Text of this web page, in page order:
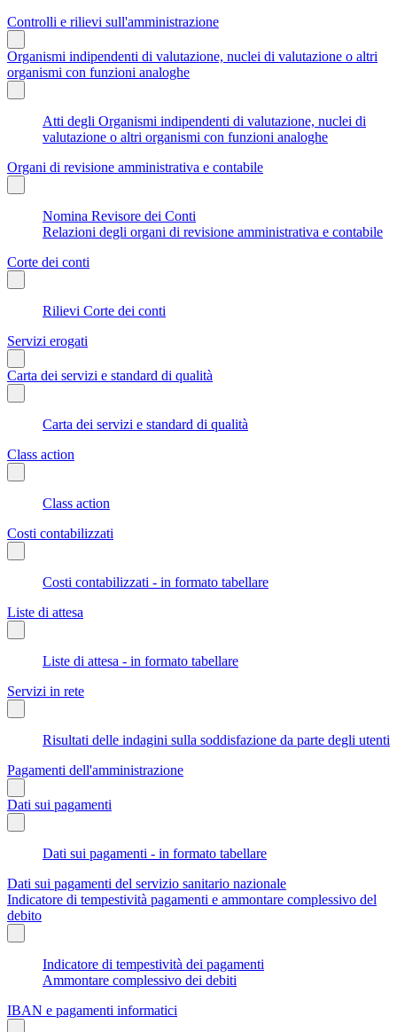
Controlli e rilievi sull'amministrazione
Organismi indipendenti di valutazione, nuclei di valutazione o altri
organismi con funzioni analoghe
Atti degli Organismi indipendenti di valutazione, nuclei di
valutazione o altri organismi con funzioni analoghe
Organi di revisione amministrativa e contabile
Nomina Revisore dei Conti
Relazioni degli organi di revisione amministrativa e contabile
Corte dei conti
Rilievi Corte dei conti
Servizi erogati
Carta dei servizi e standard di qualità
Carta dei servizi e standard di qualità
Class action
Class action
Costi contabilizzati
Costi contabilizzati - in formato tabellare
Liste di attesa
Liste di attesa - in formato tabellare
Servizi in rete
Risultati delle indagini sulla soddisfazione da parte degli utenti
Pagamenti dell'amministrazione
Dati sui pagamenti
Dati sui pagamenti - in formato tabellare
Dati sui pagamenti del servizio sanitario nazionale
Indicatore di tempestività pagamenti e ammontare complessivo del
debito
Indicatore di tempestività dei pagamenti
Ammontare complessivo dei debiti
IBAN e pagamenti informatici